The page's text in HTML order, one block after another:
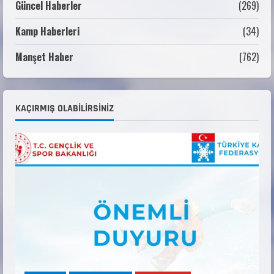
3
ANALİG TEKERLEKLİ KAYAK TÜRKİYE
ŞAMPİYONASI GÖREVLİ LİSTESİ
Belirlendi
KAYAKLI KOŞU VE BİATHLON 3.KADEME
Güncel Haberler
(269)
Kamp Haberleri
(34)
Manşet Haber
(762)
KAÇIRMIŞ OLABILIRSINIZ